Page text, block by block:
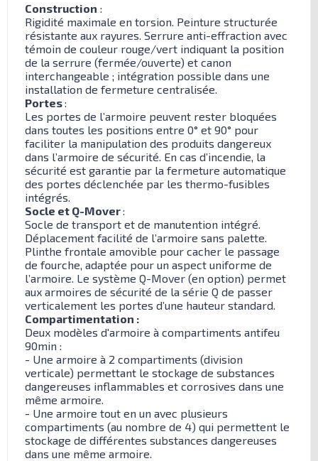
Construction :
Rigidité maximale en torsion. Peinture structurée
résistante aux rayures. Serrure anti-effraction avec
témoin de couleur rouge/vert indiquant la position
de la serrure (fermée/ouverte) et canon
interchangeable ; intégration possible dans une
installation de fermeture centralisée.
Portes:
Les portes de l’armoire peuvent rester bloquées
dans toutes les positions entre 0° et 90° pour
faciliter la manipulation des produits dangereux
dans l’armoire de sécurité. En cas d’incendie, la
sécurité est garantie par la fermeture automatique
des portes déclenchée par les thermo-fusibles
intégrés.
Socle et Q-Mover:
Socle de transport et de manutention intégré.
Déplacement facilité de l’armoire sans palette.
Plinthe frontale amovible pour cacher le passage
de fourche, adaptée pour un aspect uniforme de
l’armoire. Le système Q-Mover (en option) permet
aux armoires de sécurité de la série Q de passer
verticalement les portes d’une hauteur standard.
Compartimentation :
Deux modèles d'armoire à compartiments antifeu
90min :
- Une armoire à 2 compartiments (division
verticale) permettant le stockage de substances
dangereuses inflammables et corrosives dans une
même armoire.
- Une armoire tout en un avec plusieurs
compartiments (au nombre de 4) qui permettent le
stockage de différentes substances dangereuses
dans une même armoire.